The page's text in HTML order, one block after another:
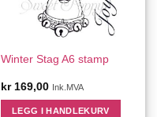
Winter Stag A6 stamp
kr169,00 Ink.MVA
LEGG I HANDLEKURV